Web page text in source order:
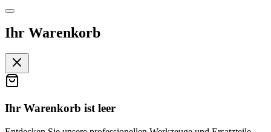
Ihr Warenkorb
Ihr Warenkorb ist leer